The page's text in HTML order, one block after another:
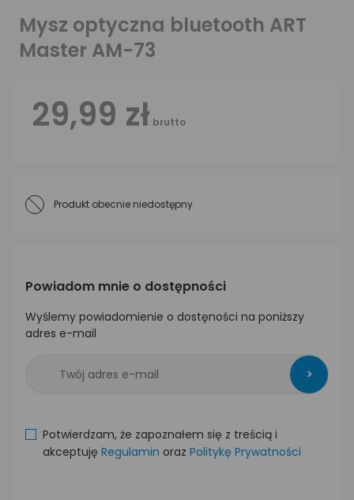
Mysz optyczna bluetooth ART
Master AM-73
29,99 zł brutto
Produkt obecnie niedostępny
Powiadom mnie o dostępności
Wyślemy powiadomienie o dostęności na poniższy
adres e-mail
>
Potwierdzam, że zapoznałem się z treścią i
akceptuję Regulamin oraz Politykę Prywatności